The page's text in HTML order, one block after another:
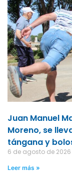
Juan Manuel
Moreno, se
tángana y
6 de agosto de 2026
Leer más »